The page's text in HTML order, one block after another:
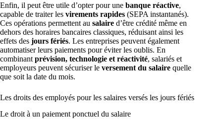
Enfin, il peut être utile d’opter pour une banque réactive,
capable de traiter les virements rapides (SEPA instantanés).
Ces opérations permettent au salaire d’être crédité même en
dehors des horaires bancaires classiques, réduisant ainsi les
effets des jours fériés. Les entreprises peuvent également
automatiser leurs paiements pour éviter les oublis. En
combinant prévision, technologie et réactivité, salariés et
employeurs peuvent sécuriser le versement du salaire quelle
que soit la date du mois.
Les droits des employés pour les salaires versés les jours fériés
Le droit à un paiement ponctuel du salaire